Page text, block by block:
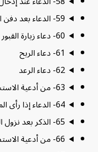
59- الدعاء بعد دفن الميت
60- دعاء زيارة القبور
61- دعاء الريح
62- دعاء الرعد
63- من أدعية الاستسقاء
64- الدعاء إذا رأى المطر
65- الذكر بعد نزول المطر
66- من أدعية الاستصحاء